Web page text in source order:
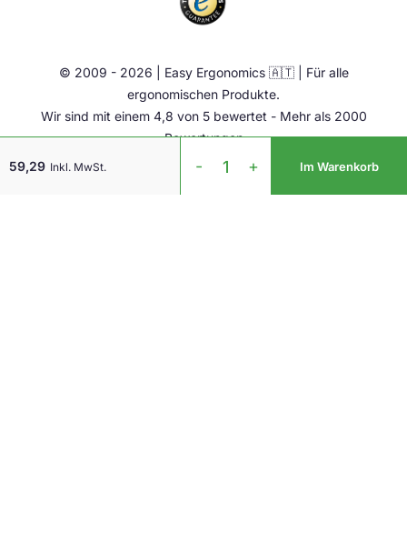
59,29 Inkl. MwSt.
Universal
- + Im Warenkorb
Übrige
© 2009 - 2026 | Easy Ergonomics 🇦🇹 | Für alle
ergonomischen Produkte.
Wir sind mit einem 4,8 von 5 bewertet - Mehr als 2000
Bewertungen